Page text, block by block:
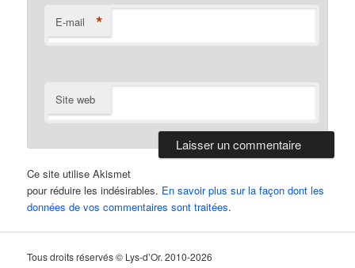
E-mail *
Site web
Ce site utilise Akismet
pour réduire les indésirables. En savoir plus sur la façon dont les
données de vos commentaires sont traitées.
Tous droits réservés © Lys-d’Or. 2010-2026